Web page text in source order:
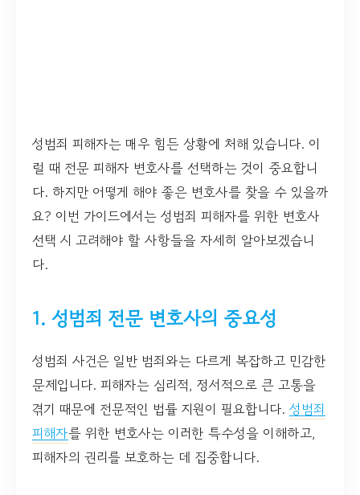
성범죄 피해자는 매우 힘든 상황에 처해 있습니다. 이
럴 때 전문 피해자 변호사를 선택하는 것이 중요합니
다. 하지만 어떻게 해야 좋은 변호사를 찾을 수 있을까
요? 이번 가이드에서는 성범죄 피해자를 위한 변호사
선택 시 고려해야 할 사항들을 자세히 알아보겠습니
다.
1. 성범죄 전문 변호사의 중요성
성범죄 사건은 일반 범죄와는 다르게 복잡하고 민감한
문제입니다. 피해자는 심리적, 정서적으로 큰 고통을
겪기 때문에 전문적인 법률 지원이 필요합니다. 성범죄
피해자를 위한 변호사는 이러한 특수성을 이해하고,
피해자의 권리를 보호하는 데 집중합니다.